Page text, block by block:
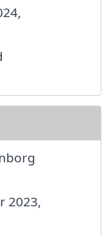
2023,